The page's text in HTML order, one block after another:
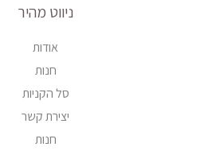
ניווט מהיר
אודות
חנות
סל הקניות
יצירת קשר
חנות